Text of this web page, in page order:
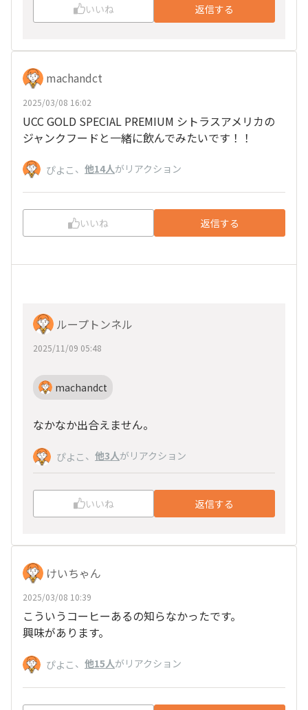
いいね 返信する
machandct
2025/03/08 16:02
UCC GOLD SPECIAL PREMIUM シトラスアメリカの
ジャンクフードと一緒に飲んでみたいです！！
ぴよこ 、 他14人がリアクション
いいね 返信する
ループトンネル
2025/11/09 05:48
machandct
なかなか出合えません。
ぴよこ 、 他3人がリアクション
いいね 返信する
けいちゃん
2025/03/08 10:39
こういうコーヒーあるの知らなかったです。
興味があります。
ぴよこ 、 他15人がリアクション